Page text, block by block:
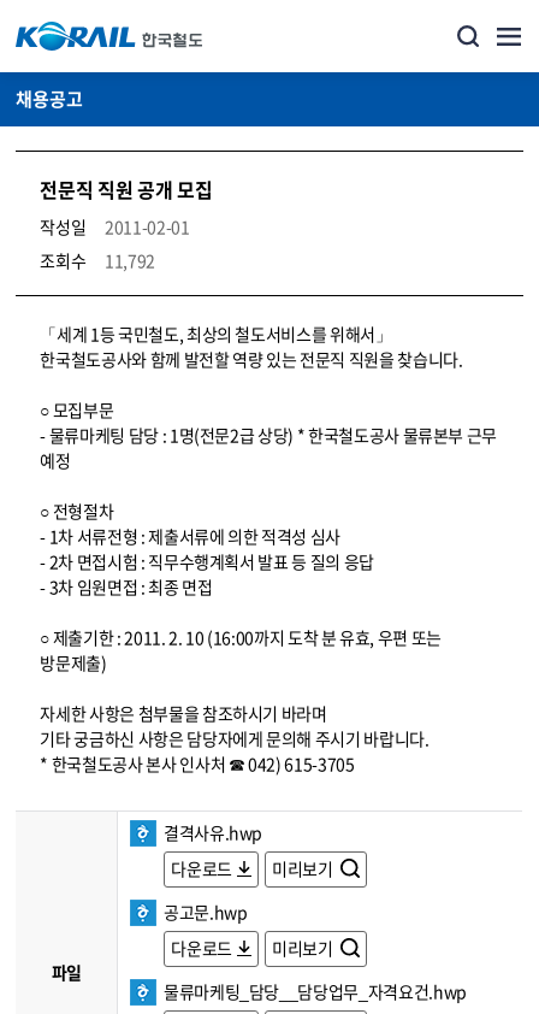
채용공고
전문직 직원 공개 모집
작성일
2011-02-01
조회수
11,792
코레일소개_경영공시_채용공고 상세보기 – 내용, 파일, 담당자 연락처로 구성
「세계 1등 국민철도, 최상의 철도서비스를 위해서」
한국철도공사와 함께 발전할 역량 있는 전문직 직원을 찾습니다.
○ 모집부문
- 물류마케팅 담당 : 1명(전문2급 상당) * 한국철도공사 물류본부 근무
예정
○ 전형절차
- 1차 서류전형 : 제출서류에 의한 적격성 심사
- 2차 면접시험 : 직무수행계획서 발표 등 질의 응답
- 3차 임원면접 : 최종 면접
○ 제출기한 : 2011. 2. 10 (16:00까지 도착 분 유효, 우편 또는
방문제출)
자세한 사항은 첨부물을 참조하시기 바라며
기타 궁금하신 사항은 담당자에게 문의해 주시기 바랍니다.
* 한국철도공사 본사 인사처 ☎ 042) 615-3705
파일
결격사유.hwp
다운로드
미리보기
공고문.hwp
다운로드
미리보기
물류마케팅_담당__담당업무_자격요건.hwp